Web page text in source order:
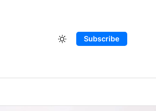
Subscribe